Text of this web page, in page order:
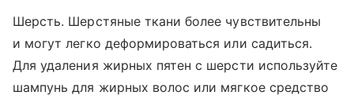
Шерсть. Шерстяные ткани более чувствительны
и могут легко деформироваться или садиться.
Для удаления жирных пятен с шерсти используйте
шампунь для жирных волос или мягкое средство